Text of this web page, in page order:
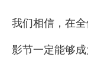
我们相信，在
影节一定能够